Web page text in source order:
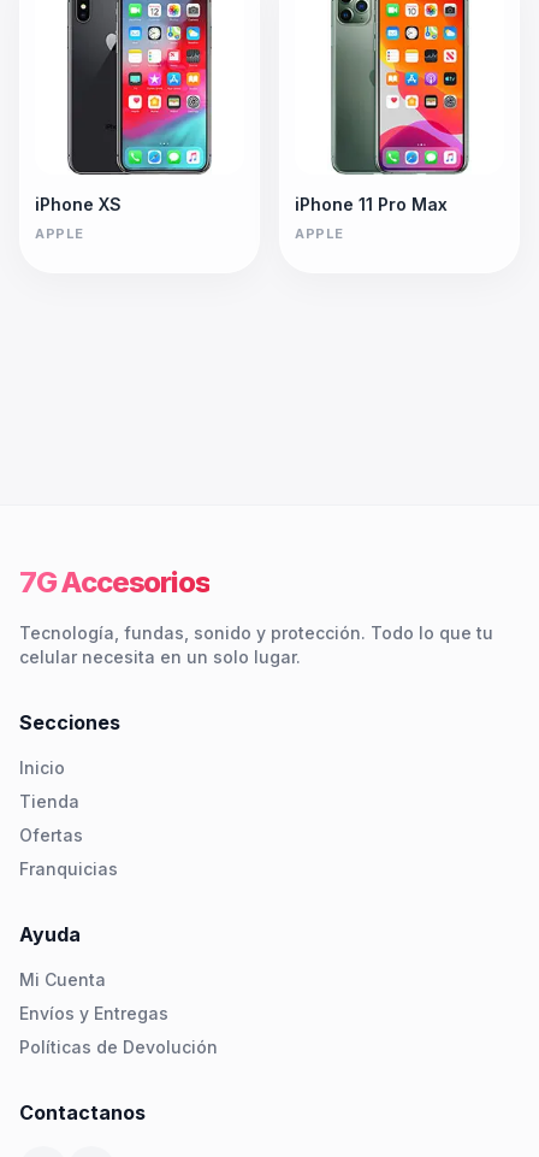
iPhone XS
APPLE
iPhone 11 Pro Max
APPLE
7G Accesorios
Tecnología, fundas, sonido y protección. Todo lo que tu
celular necesita en un solo lugar.
Secciones
Inicio
Tienda
Ofertas
Franquicias
Ayuda
Mi Cuenta
Envíos y Entregas
Políticas de Devolución
Contactanos